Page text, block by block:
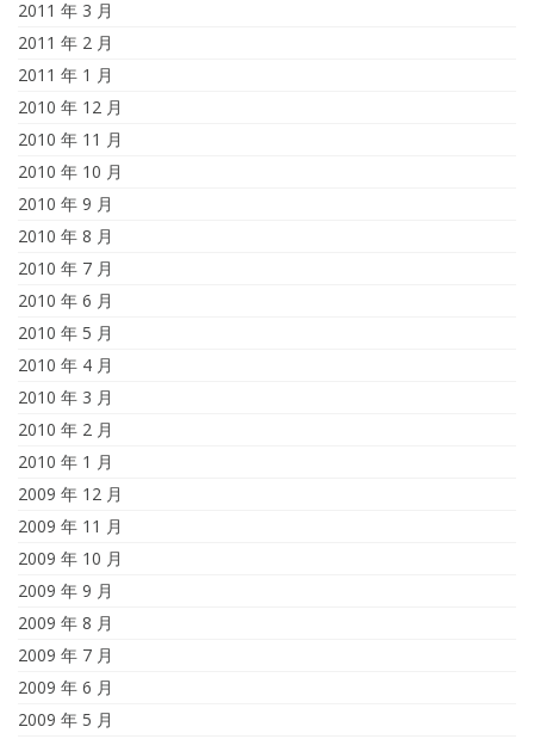
2011 年 3 月
2011 年 2 月
2011 年 1 月
2010 年 12 月
2010 年 11 月
2010 年 10 月
2010 年 9 月
2010 年 8 月
2010 年 7 月
2010 年 6 月
2010 年 5 月
2010 年 4 月
2010 年 3 月
2010 年 2 月
2010 年 1 月
2009 年 12 月
2009 年 11 月
2009 年 10 月
2009 年 9 月
2009 年 8 月
2009 年 7 月
2009 年 6 月
2009 年 5 月